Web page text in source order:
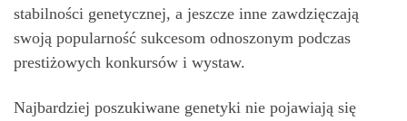
stabilności genetycznej, a jeszcze inne zawdzięczają
swoją popularność sukcesom odnoszonym podczas
prestiżowych konkursów i wystaw.
Najbardziej poszukiwane genetyki nie pojawiają się